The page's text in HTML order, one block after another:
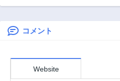
第250話
第248話
第246話
コメント
Website